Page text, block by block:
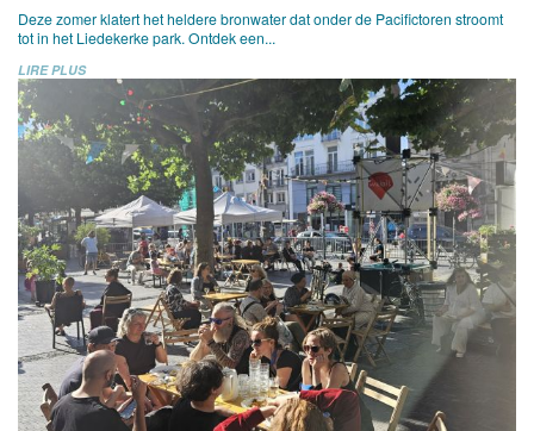
Deze zomer klatert het heldere bronwater dat onder de Pacifictoren stroomt
tot in het Liedekerke park. Ontdek een...
LIRE PLUS